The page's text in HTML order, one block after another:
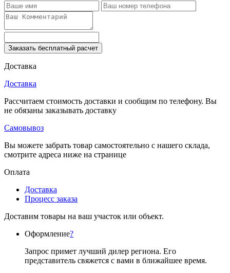
Заказать бесплатный расчет
Доставка
Доставка
Рассчитаем стоимость доставки и сообщим по телефону. Вы
не обязаны заказывать доставку
Самовывоз
Вы можете забрать товар самостоятельно с нашего склада,
смотрите адреса ниже на странице
Оплата
Доставка
Процесс заказа
Доставим товары на ваш участок или объект.
Оформление?
Запрос примет лучший дилер региона. Его
представитель свяжется с вами в ближайшее время.